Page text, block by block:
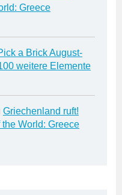
Greece
a Brick August-
weitere Elemente
Griechenland ruft!
World: Greece